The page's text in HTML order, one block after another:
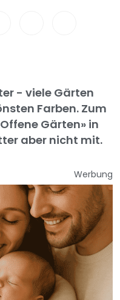
- viele Gärten
Farben. Zum
Gärten» in
aber nicht mit.
Werbung